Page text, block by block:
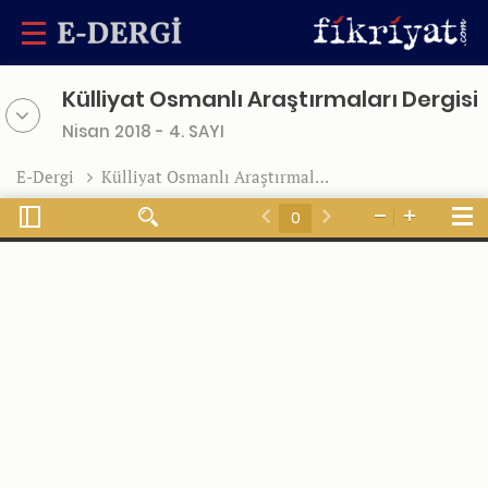
Külliyat Osmanlı Araştırmaları Dergisi
Nisan 2018 - 4. SAYI
E-Dergi Külliyat Osmanlı Araştırmaları Dergisi
Toggle
Sidebar
Find
Previous
Next
Tools
Zoom
Zoom